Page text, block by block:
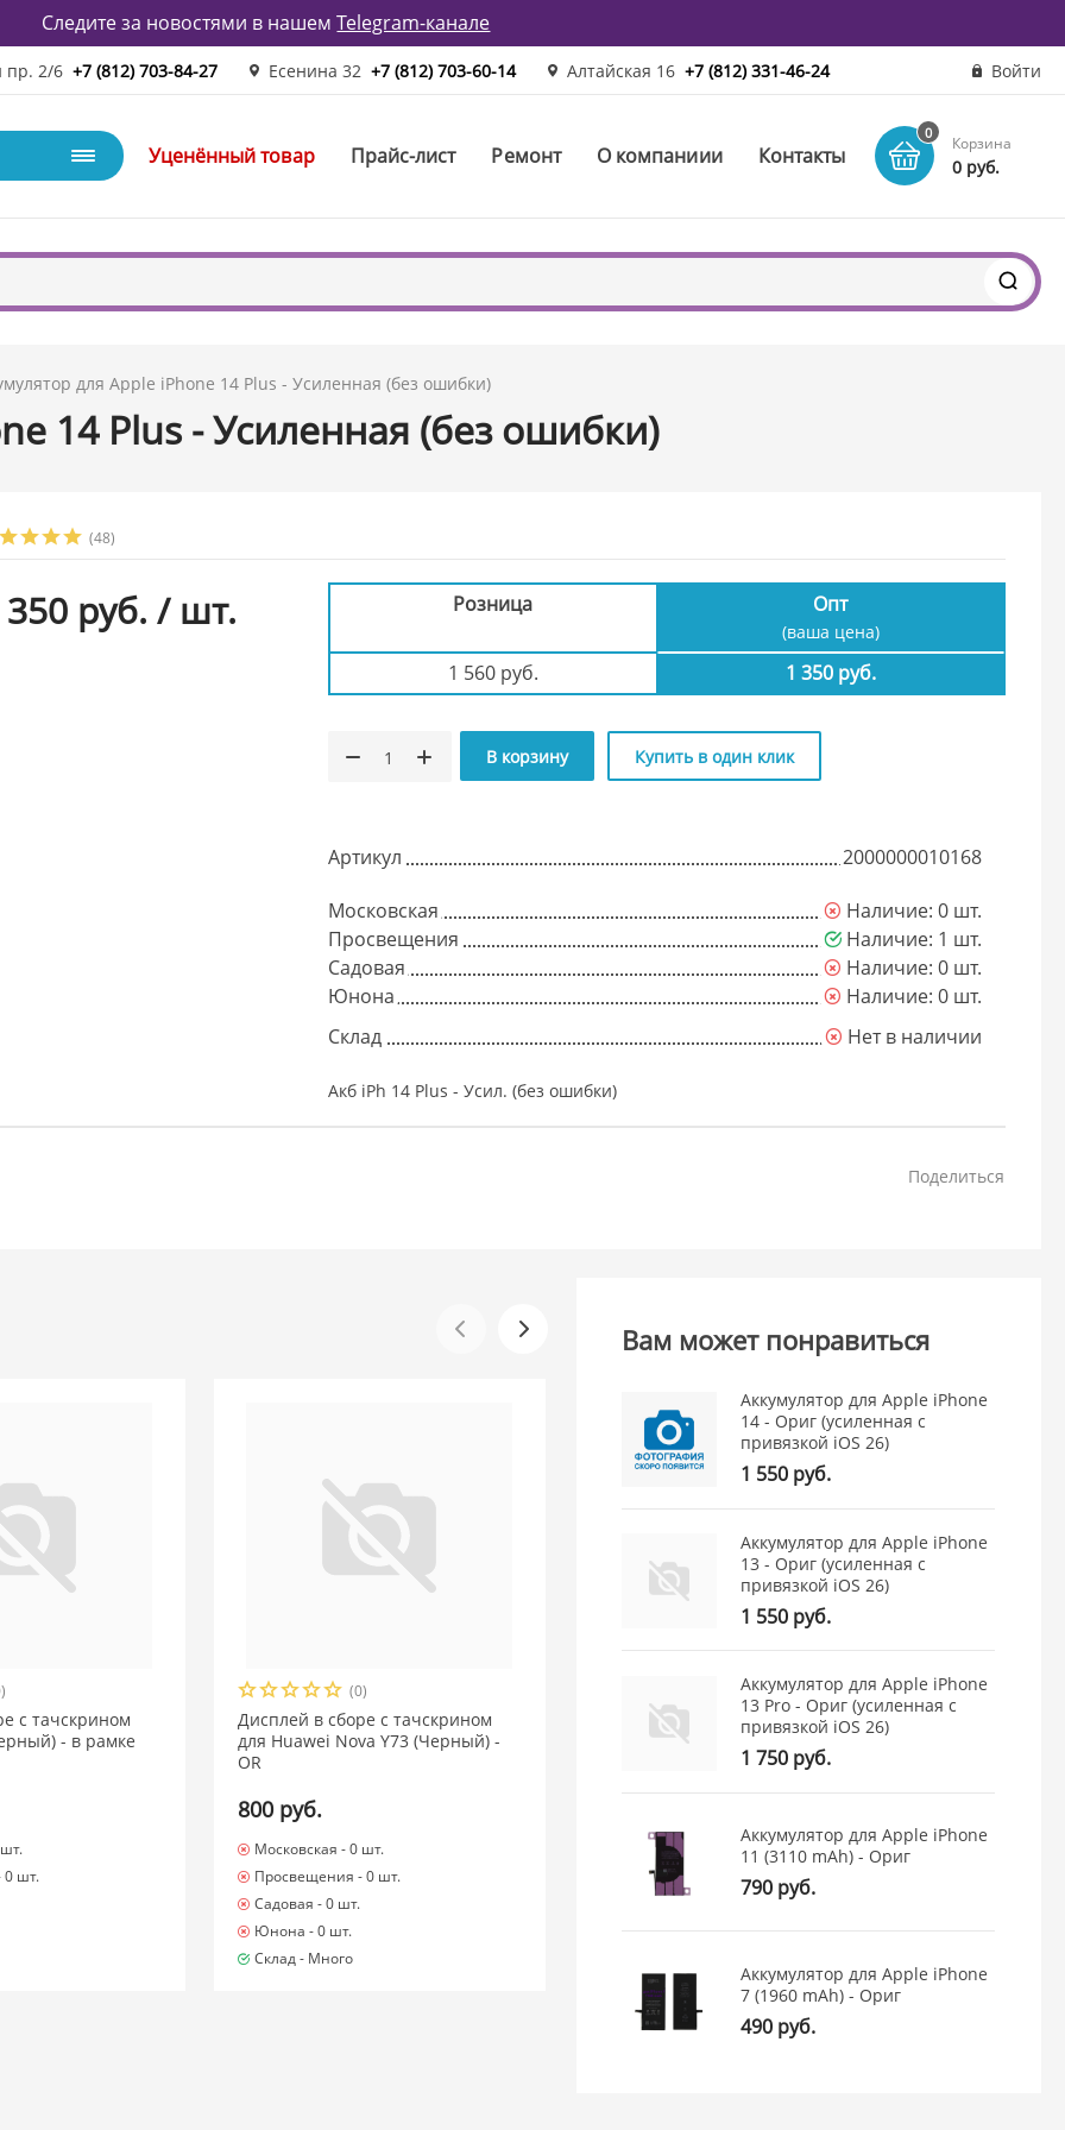
Следите за новостями в нашемTelegram-канале
пр. 2/6 +7 (812) 703-84-27 Есенина 32 +7 (812) 703-60-14 Алтайская 16 +7 (812) 331-46-24 Войти
Уценённый товар Прайс-лист Ремонт О компаниии Контакты
0
Корзина
0 руб.
для Apple iPhone 14 Plus - Усиленная (без ошибки)
14 Plus - Усиленная (без ошибки)
(48)
руб. / шт. Розница Опт
(ваша цена)
1 560 руб. 1 350 руб.
В корзину Купить в один клик
Артикул 2000000010168
Московская
Наличие: 0 шт.
Просвещения
Наличие: 1 шт.
Садовая
Наличие: 0 шт.
Юнона
Наличие: 0 шт.
Склад
Нет в наличии
Акб iPh 14 Plus - Усил. (без ошибки)
Поделиться
с тачскрином
- в рамке
0 шт.
(0)
Дисплей в сборе с тачскрином
для Huawei Nova Y73 (Черный) -
OR
800 руб.
Московская -0 шт.
Просвещения -0 шт.
Садовая -0 шт.
Юнона -0 шт.
Склад - Много
Аккумулятор для Realme BLPB61
(C75 4G) - OR100%
Московская -
0 шт.
Просвещения -
0 шт.
Юнона -0 шт.
Юнона -
Вам может понравиться
Аккумулятор для Apple iPhone
14 - Ориг (усиленная с
привязкой iOS 26)
1 550 руб.
Аккумулятор для Apple iPhone
13 - Ориг (усиленная с
привязкой iOS 26)
1 550 руб.
Аккумулятор для Apple iPhone
13 Pro - Ориг (усиленная с
привязкой iOS 26)
1 750 руб.
Аккумулятор для Apple iPhone
11 (3110 mAh) - Ориг
790 руб.
Аккумулятор для Apple iPhone
7 (1960 mAh) - Ориг
490 руб.